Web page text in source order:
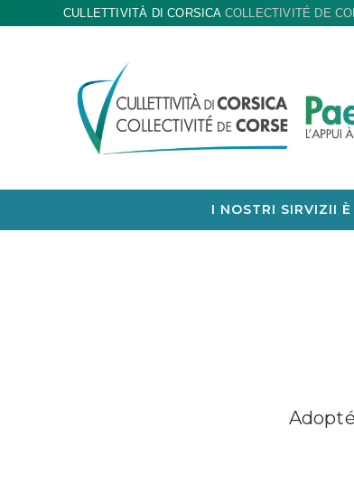
CULLETTIVITÀ DI CORSICA COLLECTIVITÉ DE
I NOSTRI SIRVIZII È